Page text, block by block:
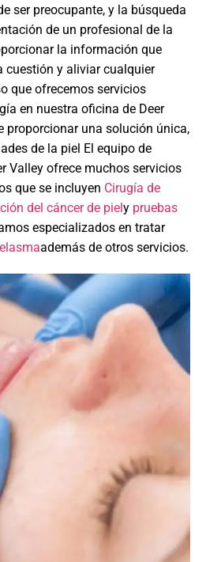
ser preocupante, y la búsqueda
de un profesional de la
la información que
cuestión y aliviar cualquier
que ofrecemos servicios
en nuestra oficina de Deer
proporcionar una solución única,
de la piel El equipo de
Valley ofrece muchos servicios
que se incluyen Cirugía de
del cáncer de piely pruebas
especializados en tratar
además de otros servicios.